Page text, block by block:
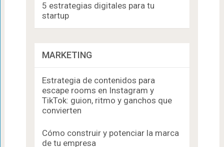
5 estrategias digitales para tu
startup
MARKETING
Estrategia de contenidos para
escape rooms en Instagram y
TikTok: guion, ritmo y ganchos que
convierten
Cómo construir y potenciar la marca
de tu empresa